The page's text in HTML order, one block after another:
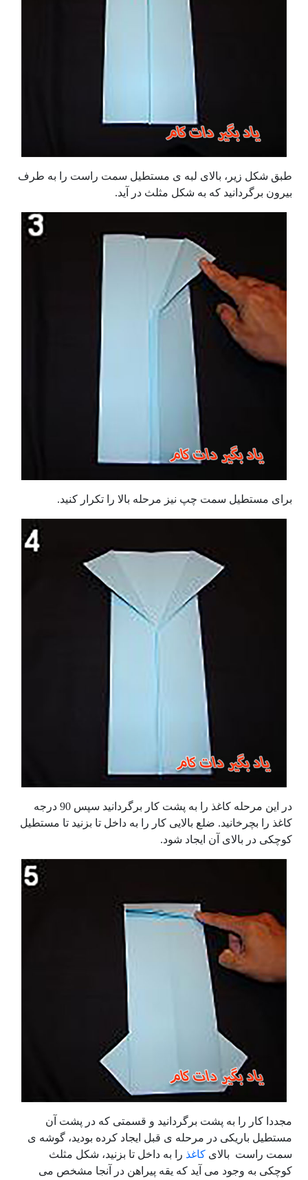
طبق شکل زیر، بالای لبه ی مستطیل سمت راست را به طرف
بیرون برگردانید که به شکل مثلث در آید.
برای مستطیل سمت چپ نیز مرحله بالا را تکرار کنید.
در این مرحله کاغذ را به پشت کار برگردانید سپس 90 درجه
کاغذ را بچرخانید. ضلع بالایی کار را به داخل تا بزنید تا مستطیل
کوچکی در بالای آن ایجاد شود.
مجددا کار را به پشت برگردانید و قسمتی که در پشت آن
مستطیل باریکی در مرحله ی قبل ایجاد کرده بودید، گوشه ی
سمت راست بالای کاغذ را به داخل تا بزنید، شکل مثلث
کوچکی به وجود می آید که یقه پیراهن در آنجا مشخص می